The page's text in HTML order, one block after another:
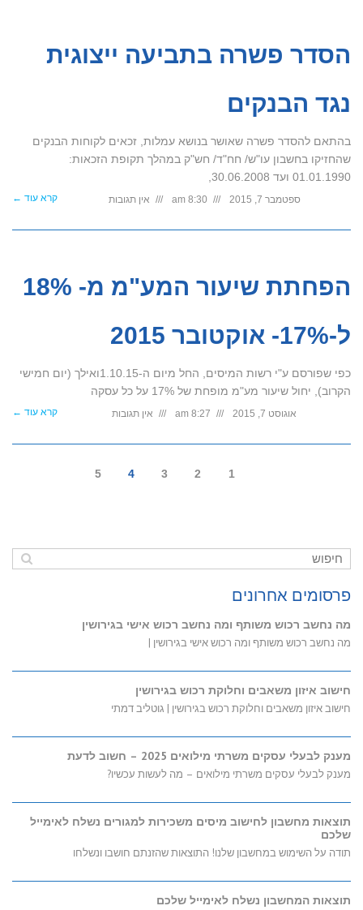
הסדר פשרה בתביעה ייצוגית
נגד הבנקים
בהתאם להסדר פשרה שאושר בנושא עמלות, זכאים לקוחות הבנקים
שהחזיקו בחשבון עו"ש/ חח"ד/ חש"ק במהלך תקופת הזכאות:
01.01.1990 ועד 30.06.2008,
ספטמבר 7, 2015 8:30 am אין תגובות קרא עוד ←
הפחתת שיעור המע"מ מ- 18%
ל-17%- אוקטובר 2015
כפי שפורסם ע"י רשות המיסים, החל מיום ה-1.10.15ואילך (יום חמישי
הקרוב), יחול שיעור מע"מ מופחת של 17% על כל עסקה
אוגוסט 7, 2015 8:27 am אין תגובות קרא עוד ←
1
2
3
4
5
פרסומים אחרונים
מה נחשב רכוש משותף ומה נחשב רכוש אישי בגירושין
מה נחשב רכוש משותף ומה רכוש אישי בגירושין |
חישוב איזון משאבים וחלוקת רכוש בגירושין
חישוב איזון משאבים וחלוקת רכוש בגירושין | גוטליב דמתי
מענק לבעלי עסקים משרתי מילואים 2025 – חשוב לדעת
מענק לבעלי עסקים משרתי מילואים – מה לעשות עכשיו?
תוצאות מחשבון לחישוב מיסים משכירות למגורים נשלח לאימייל
שלכם
תודה על השימוש במחשבון שלנו! התוצאות שהזנתם חושבו ונשלחו
תוצאות המחשבון נשלח לאימייל שלכם